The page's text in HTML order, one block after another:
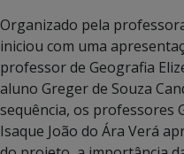
Organizado pela
iniciou com uma
professor de Geografia
aluno Greger de Souza
sequência, os professores
Isaque João do Ára Verá